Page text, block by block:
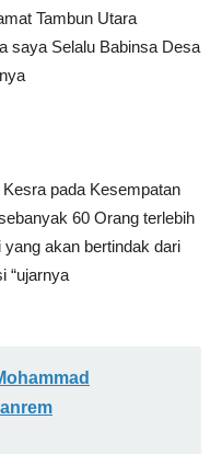
Tambun Utara
saya Selalu Babinsa Desa
pada Kesempatan
60 Orang terlebih
akan bertindak dari
“ujarnya